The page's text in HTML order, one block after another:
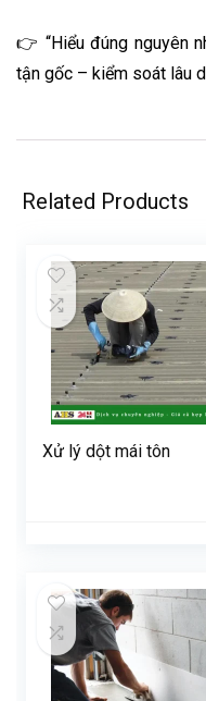
👉 “Hiểu đúng nguyên
tận gốc – kiểm soát lâu
Related Products
Xử lý dột mái tôn